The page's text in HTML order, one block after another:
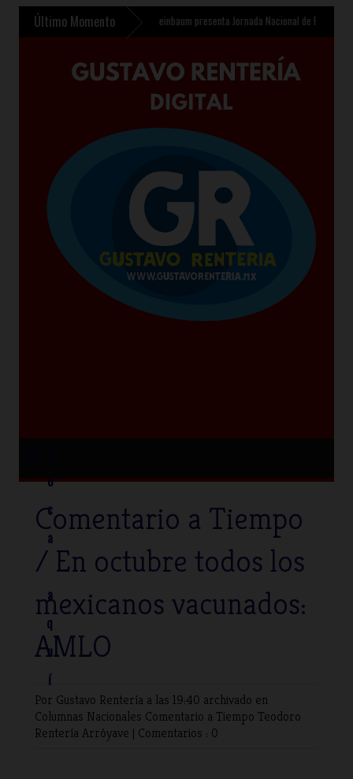
Último Momento
Infantil en Chalco »Sheinbaum presenta Jornada Nacional de Reforestación
o
c
a
a
q
u
í
Comentario a Tiempo
/ En octubre todos los
mexicanos vacunados:
AMLO
Por Gustavo Rentería a las 19:40 archivado en
Columnas Nacionales Comentario a Tiempo Teodoro
Rentería Arróyave | Comentarios : 0